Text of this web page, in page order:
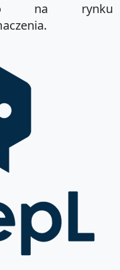
na rynku